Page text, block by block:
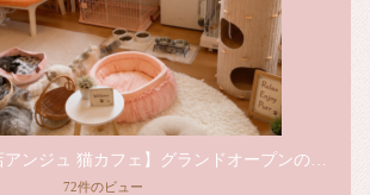
ンジュ 猫カフェ】グランドオープンのお知らせ
72件のビュー